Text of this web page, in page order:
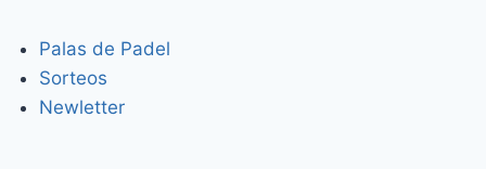
Palas de Padel
Sorteos
Newletter